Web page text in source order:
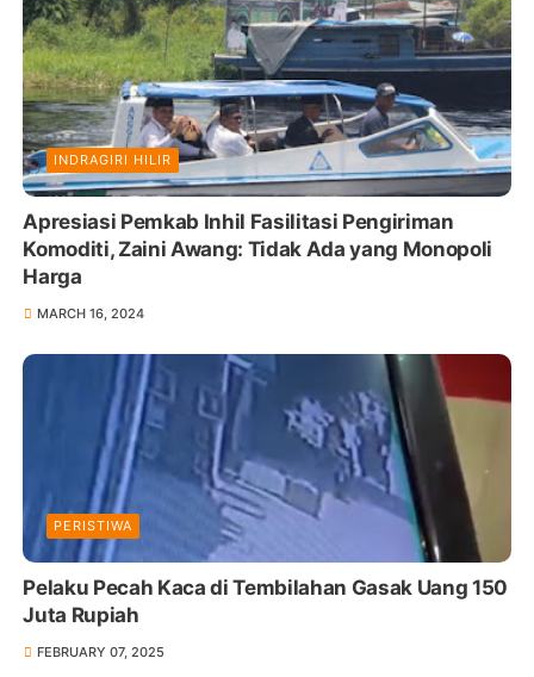
INDRAGIRI HILIR
Apresiasi Pemkab Inhil Fasilitasi Pengiriman
Komoditi, Zaini Awang: Tidak Ada yang Monopoli
Harga
MARCH 16, 2024
PERISTIWA
Pelaku Pecah Kaca di Tembilahan Gasak Uang 150
Juta Rupiah
FEBRUARY 07, 2025